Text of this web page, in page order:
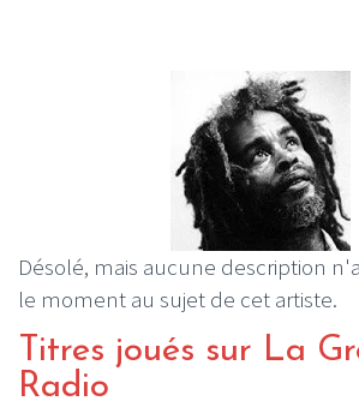
Désolé, mais aucune description
le moment au sujet de cet artiste.
Titres joués sur La
Radio